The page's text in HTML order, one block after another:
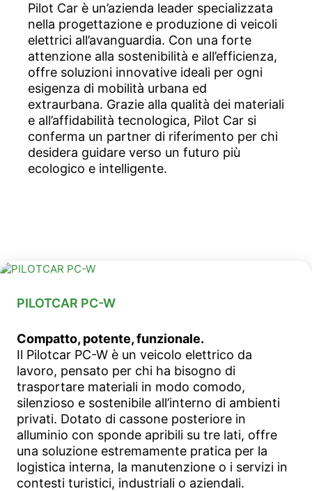
Pilot Car è un’azienda leader specializzata
nella progettazione e produzione di veicoli
elettrici all’avanguardia. Con una forte
attenzione alla sostenibilità e all’efficienza,
offre soluzioni innovative ideali per ogni
esigenza di mobilità urbana ed
extraurbana. Grazie alla qualità dei materiali
e all’affidabilità tecnologica, Pilot Car si
conferma un partner di riferimento per chi
desidera guidare verso un futuro più
ecologico e intelligente.
PILOTCAR PC-W
Compatto, potente, funzionale.
Il Pilotcar PC-W è un veicolo elettrico da
lavoro, pensato per chi ha bisogno di
trasportare materiali in modo comodo,
silenzioso e sostenibile all’interno di ambienti
privati. Dotato di cassone posteriore in
alluminio con sponde apribili su tre lati, offre
una soluzione estremamente pratica per la
logistica interna, la manutenzione o i servizi in
contesti turistici, industriali o aziendali.